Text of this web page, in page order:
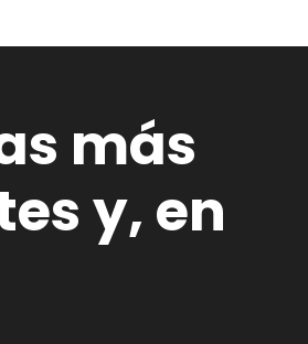
más
y, en